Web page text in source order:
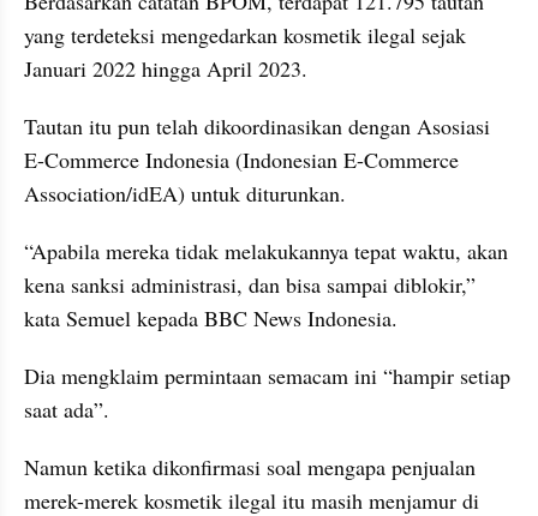
yang terdeteksi mengedarkan kosmetik ilegal sejak
Januari 2022 hingga April 2023.
Tautan itu pun telah dikoordinasikan dengan Asosiasi
E-Commerce Indonesia (Indonesian E-Commerce
Association/idEA) untuk diturunkan.
“Apabila mereka tidak melakukannya tepat waktu, akan
kena sanksi administrasi, dan bisa sampai diblokir,”
kata Semuel kepada BBC News Indonesia.
Dia mengklaim permintaan semacam ini “hampir setiap
saat ada”.
Namun ketika dikonfirmasi soal mengapa penjualan
merek-merek kosmetik ilegal itu masih menjamur di